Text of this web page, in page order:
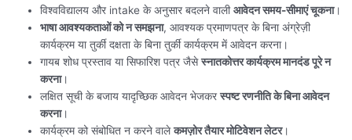
विश्वविद्यालय और intake के अनुसार बदलने वालीआवेदन समय-सीमाएं चूकना।
भाषा आवश्यकताओं को न समझना, आवश्यक प्रमाणपत्र के बिना अंग्रेज़ी
कार्यक्रम या तुर्की दक्षता के बिना तुर्की कार्यक्रम में आवेदन करना।
गायब शोध प्रस्ताव या सिफारिश पत्र जैसेस्नातकोत्तर कार्यक्रम मानदंड पूरे न
करना।
लक्षित सूची के बजाय यादृच्छिक आवेदन भेजकरस्पष्ट रणनीति के बिना आवेदन
करना।
कार्यक्रम को संबोधित न करने वालेकमज़ोर तैयार मोटिवेशन लेटर।